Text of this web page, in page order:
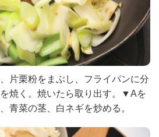
片栗粉をまぶし、フライパンに分
焼く。焼いたら取り出す。▼Aを
青菜の茎、白ネギを炒める。